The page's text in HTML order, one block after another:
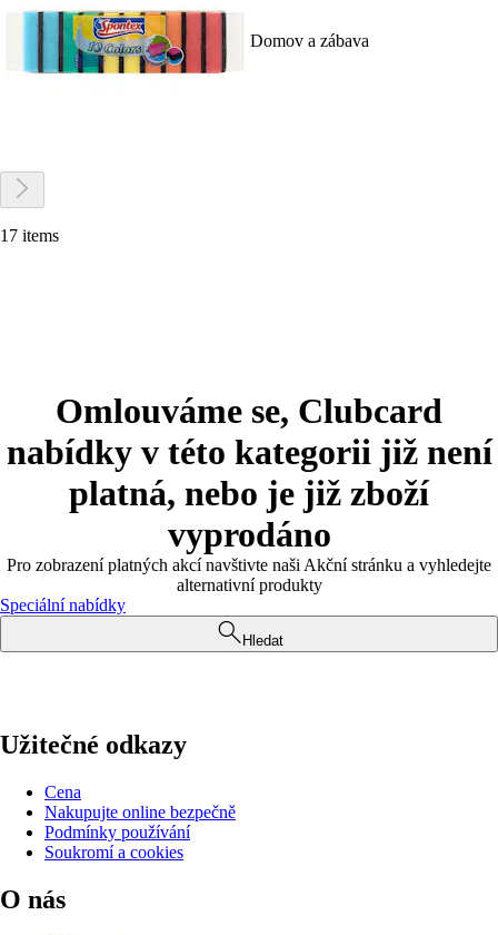
Domov a zábava
17 items
Omlouváme se, Clubcard
nabídky v této kategorii již není
platná, nebo je již zboží
vyprodáno
Pro zobrazení platných akcí navštivte naši Akční stránku a vyhledejte
alternativní produkty
Speciální nabídky
Hledat
Užitečné odkazy
Cena
Nakupujte online bezpečně
Podmínky používání
Soukromí a cookies
O nás